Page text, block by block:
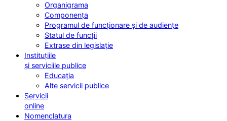
Organigrama
Componența
Programul de funcționare și de audiențe
Statul de funcții
Extrase din legislație
Instituțiile
și serviciile publice
Educația
Alte servicii publice
Servicii
online
Nomenclatura